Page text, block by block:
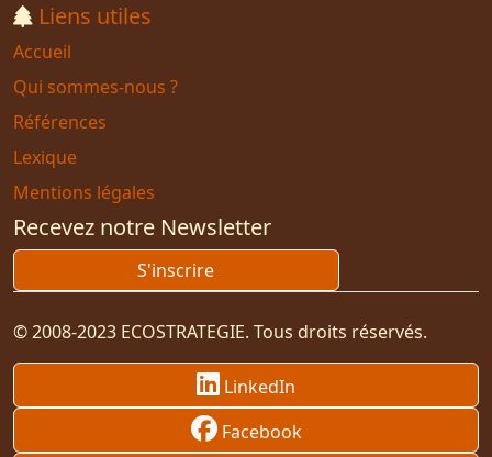
Liens utiles
Accueil
Qui sommes-nous ?
Références
Lexique
Mentions légales
Recevez notre Newsletter
S'inscrire
© 2008-2023 ECOSTRATEGIE. Tous droits réservés.
LinkedIn
Facebook